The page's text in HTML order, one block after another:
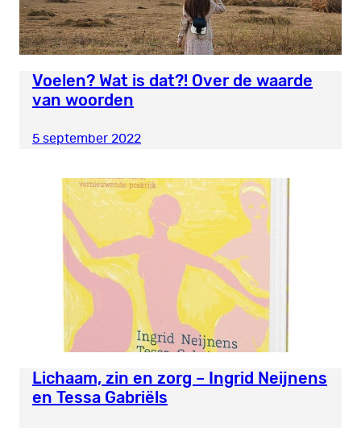
Voelen? Wat is dat?! Over de waarde
van woorden
5 september 2022
Lichaam, zin en zorg – Ingrid Neijnens
en Tessa Gabriëls